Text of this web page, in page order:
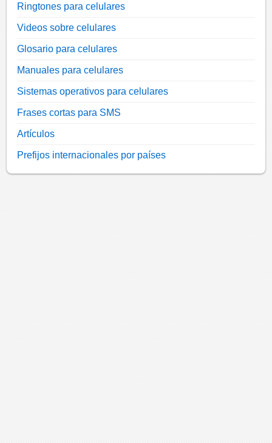
Ringtones para celulares
Videos sobre celulares
Glosario para celulares
Manuales para celulares
Sistemas operativos para celulares
Frases cortas para SMS
Artículos
Prefijos internacionales por países